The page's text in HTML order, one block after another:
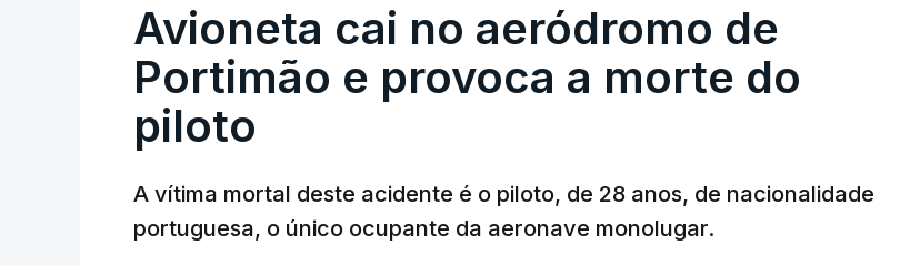
Avioneta cai no aeródromo de
Portimão e provoca a morte do
piloto
A vítima mortal deste acidente é o piloto, de 28 anos, de nacionalidade
portuguesa, o único ocupante da aeronave monolugar.